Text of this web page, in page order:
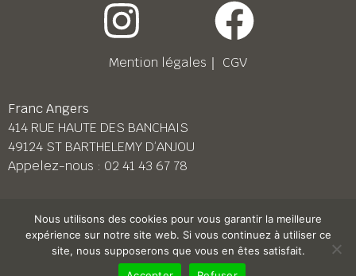
Mention légales ｜ CGV
Franc Angers
414 RUE HAUTE DES BANCHAIS
49124 ST BARTHELEMY D’ANJOU
Appelez-nous : 02 41 43 67 78
Franc Le Mans
158 BD PIERRE LEFAUCHEUX
72230 ARNAGE
02 43 87 38 08
Nous utilisons des cookies pour vous garantir la meilleure
expérience sur notre site web. Si vous continuez à utiliser ce
site, nous supposerons que vous en êtes satisfait.